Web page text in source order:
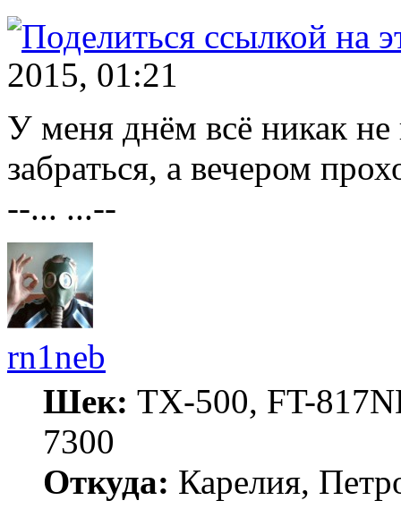
2015, 01:21
У меня днём всё никак не
забраться, а вечером
--... ...--
rn1neb
Шек: TX-500, FT-
7300
Откуда: Карелия,